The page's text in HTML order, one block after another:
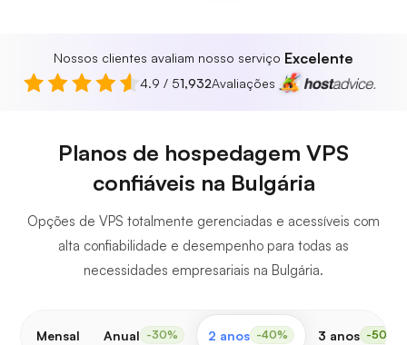
Nossos clientes avaliam nosso serviço Excelente
4.9 / 51,932Avaliações
Planos de hospedagem VPS
confiáveis na Bulgária
Opções de VPS totalmente gerenciadas e acessíveis com
alta confiabilidade e desempenho para todas as
necessidades empresariais na Bulgária.
Mensal Anual -30% 2 anos -40% 3 anos -50%